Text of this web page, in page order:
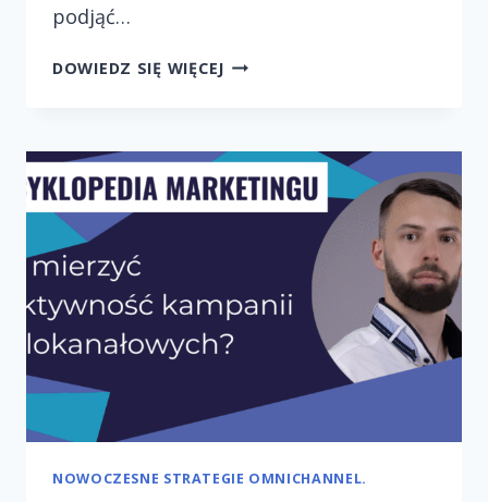
podjąć…
DOWIEDZ SIĘ WIĘCEJDOBRE
COMMERCE
Z
WYKORZYSTANIEM
MULTIMEDIALNYCH
NOWOCZESNE STRATEGIE OMNICHANNEL.